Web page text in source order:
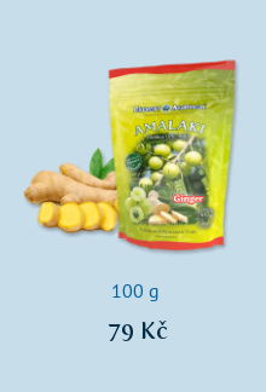
100 g
79 Kč